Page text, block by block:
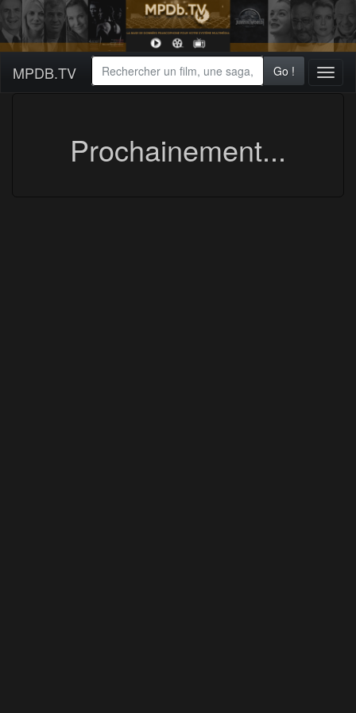
MPDB.TV Go !
Prochainement...